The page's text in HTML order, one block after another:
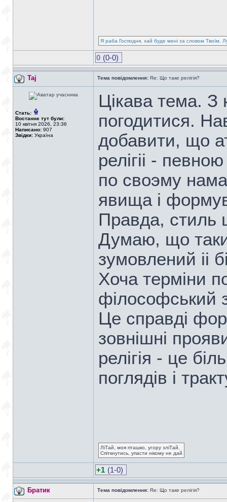
Я раба Господня, хай буде мені за словом Твоїм.
0 (0-0)
Taj Тема повідомлення: Re: Що таке релігія?
Стать:
Востаннє тут були:
10 квітня 2026, 23:36
Написано: 907
Звідки: Україна
Цiкава тема. З
погодитися.
добавити, що
релiгii -
по своэму
явища i
Правда, стиль
Думаю, що
зумовлений ii
Хоча термiни
фiлософський
Це справдi
зовнiшнi
релiгiя - це
поглядiв i
ЛіТай, моя пташко, угору зліТай,
Спіткнутись, упасти нікому не дай
+1 (1-0)
Братик Тема повідомлення: Re: Що таке релігія?